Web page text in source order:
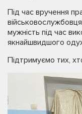
Під час вручення
мужність під час
якнайшвидшого
Підтримуємо тих,